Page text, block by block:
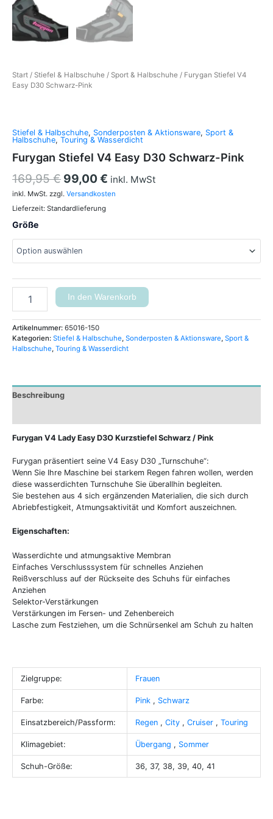
Start / Stiefel & Halbschuhe / Sport & Halbschuhe / Furygan Stiefel V4
Easy D30 Schwarz-Pink
Stiefel & Halbschuhe, Sonderposten & Aktionsware, Sport &
Halbschuhe, Touring & Wasserdicht
Furygan Stiefel V4 Easy D30 Schwarz-Pink
169,95€ 99,00€ inkl. MwSt
inkl. MwSt. zzgl. Versandkosten
Lieferzeit: Standardlieferung
Größe
In den Warenkorb
Artikelnummer: 65016-150
Kategorien: Stiefel & Halbschuhe, Sonderposten & Aktionsware, Sport &
Halbschuhe, Touring & Wasserdicht
Beschreibung
Furygan V4 Lady Easy D3O Kurzstiefel Schwarz / Pink
Furygan präsentiert seine V4 Easy D30 „Turnschuhe“:
Wenn Sie Ihre Maschine bei starkem Regen fahren wollen, werden
diese wasserdichten Turnschuhe Sie überallhin begleiten.
Sie bestehen aus 4 sich ergänzenden Materialien, die sich durch
Abriebfestigkeit, Atmungsaktivität und Komfort auszeichnen.
Eigenschaften:
Wasserdichte und atmungsaktive Membran
Einfaches Verschlusssystem für schnelles Anziehen
Reißverschluss auf der Rückseite des Schuhs für einfaches
Anziehen
Selektor-Verstärkungen
Verstärkungen im Fersen- und Zehenbereich
Lasche zum Festziehen, um die Schnürsenkel am Schuh zu halten
Zielgruppe: Frauen
Farbe: Pink, Schwarz
Einsatzbereich/Passform: Regen, City, Cruiser, Touring
Klimagebiet: Übergang , Sommer
Schuh-Größe: 36, 37, 38, 39, 40, 41